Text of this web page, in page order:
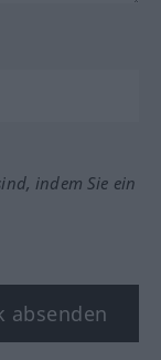
indem Sie ein
absenden